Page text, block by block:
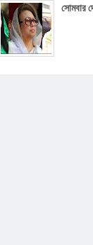
সোমবার